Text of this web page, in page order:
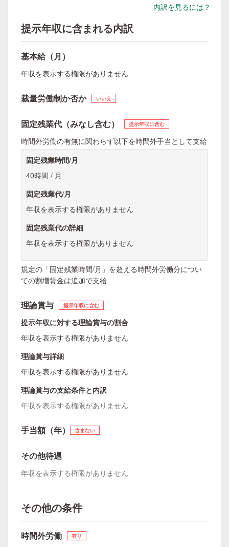
内訳を見るには？
提示年収に含まれる内訳
基本給（月）
年収を表示する権限がありません
裁量労働制か否か いいえ
固定残業代（みなし含む） 提示年収に含む
時間外労働の有無に関わらず以下を時間外手当として支給
固定残業時間/月
40時間 / 月
固定残業代/月
年収を表示する権限がありません
固定残業代の詳細
年収を表示する権限がありません
規定の「固定残業時間/月」を超える時間外労働分につい
ての割増賃金は追加で支給
理論賞与 提示年収に含む
提示年収に対する理論賞与の割合
年収を表示する権限がありません
理論賞与詳細
年収を表示する権限がありません
理論賞与の支給条件と内訳
年収を表示する権限がありません
手当額（年） 含まない
その他待遇
年収を表示する権限がありません
その他の条件
時間外労働 有り